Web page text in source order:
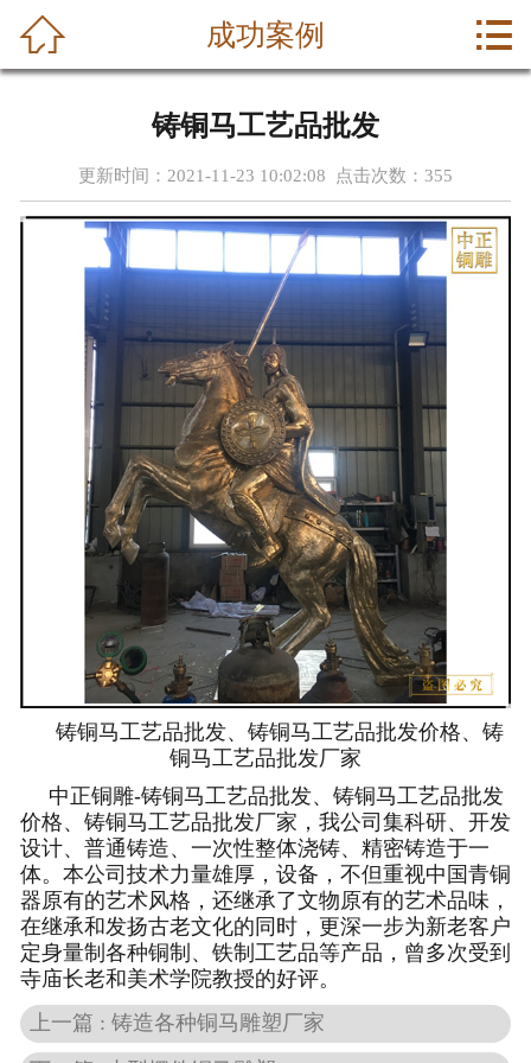
新闻中心
成功案例
荣誉资质
公司动态
联系我们
 成功案例 
铸铜马工艺品批发
更新时间：2021-11-23 10:02:08 点击次数： 355
铸铜马工艺品批发、铸铜马工艺品批发价格、铸
铜马工艺品批发厂家
中正铜雕-铸铜马工艺品批发、铸铜马工艺品批发
价格、铸铜马工艺品批发厂家 ，我公司集科研、开发
设计、普通铸造、一次性整体浇铸、精密铸造于一
体。本公司技术力量雄厚，设备，不但重视中国青铜
器原有的艺术风格，还继承了文物原有的艺术品味，
在继承和发扬古老文化的同时，更深一步为新老客户
定身量制各种铜制、铁制工艺品等产品，曾多次受到
寺庙长老和美术学院教授的好评。
上一篇 : 铸造各种铜马雕塑厂家